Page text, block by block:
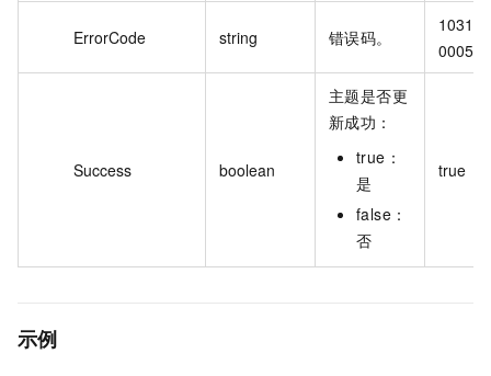
ErrorCode string 错误码。
0005
Success boolean
主题是否更
新成功：
true：
是
false：
否
true
示例